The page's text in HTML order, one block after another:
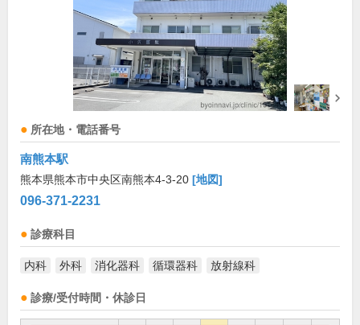
所在地・電話番号
南熊本駅
熊本県熊本市中央区南熊本4-3-20 [地図]
096-371-2231
診療科目
内科 外科 消化器科 循環器科 放射線科
診療/受付時間・休診日